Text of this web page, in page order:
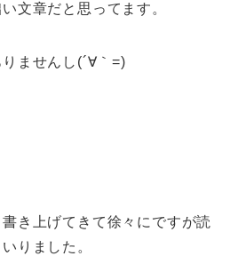
文章だと思ってます。
ませんし(´∀｀=)
き上げてきて徐々にですが読
りました。